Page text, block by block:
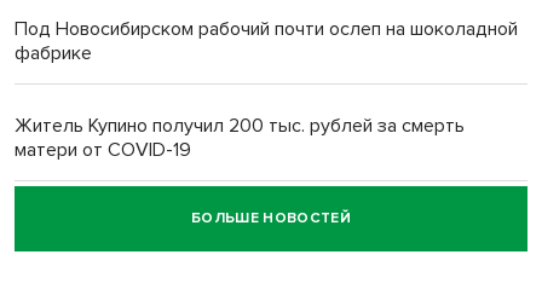
Под Новосибирском рабочий почти ослеп на шоколадной
фабрике
Житель Купино получил 200 тыс. рублей за смерть
матери от COVID-19
Новосибирский суд наказал водителя за смерть
пенсионерки на вокзале
БОЛЬШЕ НОВОСТЕЙ